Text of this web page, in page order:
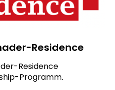
Residence
Residence
Programm.